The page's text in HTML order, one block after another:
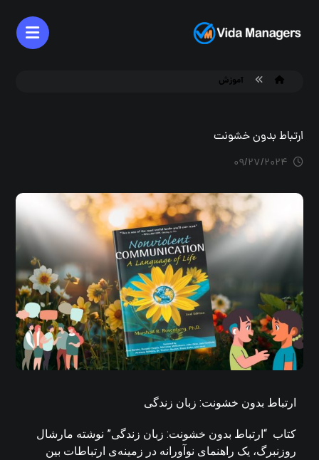
آموزش
ارتباط بدون خشونت
۰۹/۲۷/۲۰۲۴
ارتباط بدون خشونت: زبان زندگی
کتاب “ارتباط بدون خشونت: زبان زندگی” نوشته مارشال
روزنبرگ، یک راهنمای نوآورانه در زمینه‌ی ارتباطات بین